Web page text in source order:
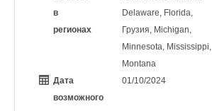
в
регионах
Delaware, Florida,
Грузия, Michigan,
Minnesota, Mississippi,
Montana
Дата
возможного
01/10/2024